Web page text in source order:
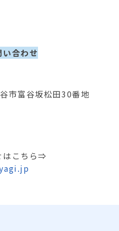
合わせ
市富谷坂松田30番地
はこちら⇒